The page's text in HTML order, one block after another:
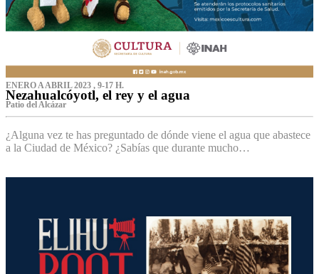
ENERO A ABRIL 2023 , 9-17 H.
Nezahualcóyotl, el rey y el agua
Patio del Alcázar
¿Alguna vez te has preguntado de dónde viene el agua que abastece
a la Ciudad de México? ¿Sabías que durante mucho…